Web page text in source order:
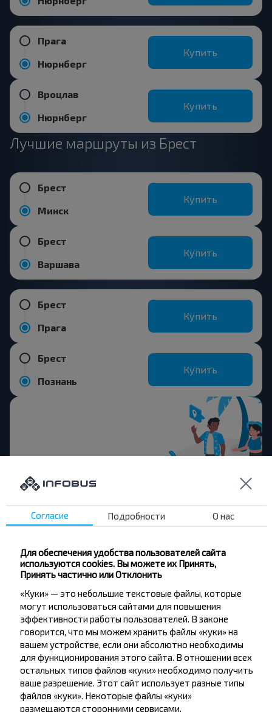
Прага
Нюрнберг
Купить
Вроцлав
Нюрнберг
Купить
Лучшие маршруты из Брест
Брест
Минск
Купить
Брест
Варшава
Купить
Брест
Прага
Купить
Брест
Познань
Купить
Хотите
путешествовать
дешевле?
Не пропусти специальные акции, скидки и
Подпишись на получение новостей и
путешествуй с нами дешевле!
Подписаться
Отзывы пассажиров о перевозчиках
Согласие Подробности О нас
Для обеспечения удобства пользователей сайта
используются cookies. Вы можете их Принять,
Принять частично или Отклонить
«Куки» — это небольшие текстовые файлы, которые
могут использоваться сайтами для повышения
эффективности работы пользователей. В законе
говорится, что мы можем хранить файлы «куки» на
вашем устройстве, если они абсолютно необходимы
для функционирования этого сайта. В отношении всех
остальных типов файлов «куки» необходимо получить
ваше разрешение. Этот сайт использует разные типы
файлов «куки». Некоторые файлы «куки»
размещаются сторонними сервисами,